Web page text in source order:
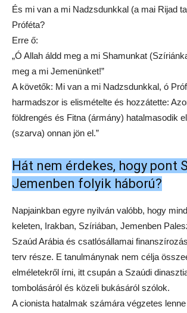
És mi van a mi Nadzsdunkkal (a mai Rijad
Próféta?
Erre ő:
„Ó Allah áldd meg a mi Shamunkat
meg a mi Jemenünket!”
A követők: Mi van a mi Nadzsdunkkal, ó
harmadszor is elismételte és hozzátette:
földrengés és Fitna (ármány) hatalmasodik
(szarva) onnan jön el.”
Hát nem érdekes, hogy pont
Jemenben folyik háború?
Napjainkban egyre nyilván valóbb, hogy
keleten, Irakban, Szíriában, Jemenben
Szaúd Arábia és csatlósállamai
terv része. E tanulmánynak nem célja
elméletekről írni, itt csupán a Szaúdi
tombolásáról és közeli bukásáról szólok.
A cionista hatalmak számára végzetes